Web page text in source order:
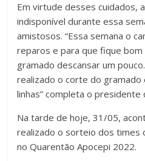
Em virtude desses cuidados,
indisponível durante essa
amistosos. “Essa semana o
reparos e para que fique
gramado descansar um
realizado o corte do gramado
linhas” completa o presidente
Na tarde de hoje, 31/05,
realizado o sorteio dos times
no Quarentão Apocepi 2022.